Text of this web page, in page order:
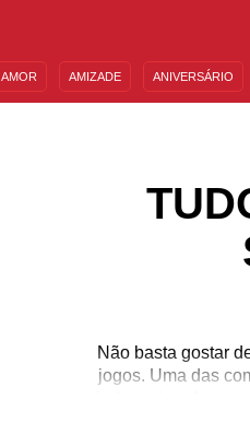
AMOR AMIZADE ANIVERSÁRIO
Não basta gostar
jogos. Uma das
ainda mais sobre